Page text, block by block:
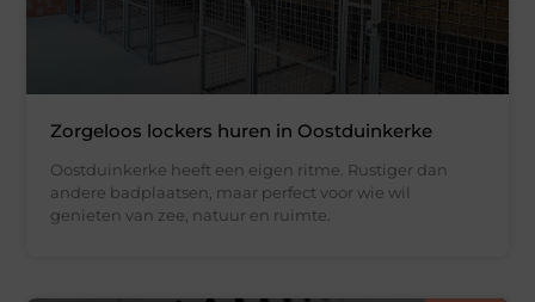
Zorgeloos lockers huren in Oostduinkerke
Oostduinkerke heeft een eigen ritme. Rustiger dan
andere badplaatsen, maar perfect voor wie wil
genieten van zee, natuur en ruimte.